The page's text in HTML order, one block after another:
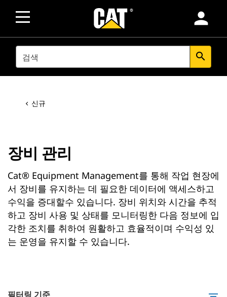
person
SEARCH search
신규
장비 관리
Cat® Equipment Management를 통해 작업 현장에
서 장비를 유지하는 데 필요한 데이터에 액세스하고
수익을 증대할수 있습니다. 장비 위치와 시간을 추적
하고 장비 사용 및 상태를 모니터링한 다음 정보에 입
각한 조치를 취하여 원활하고 효율적이며 수익성 있
는 운영을 유지할 수 있습니다.
필터링 기준